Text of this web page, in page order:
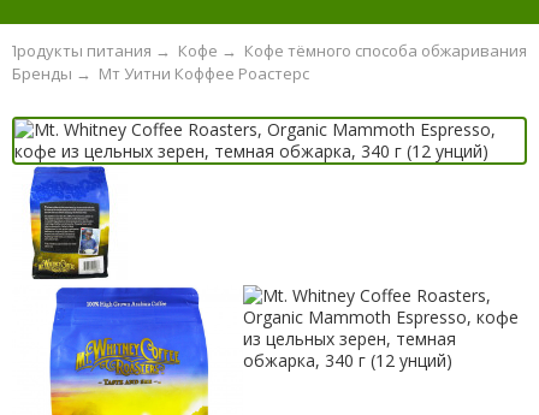
Продукты питания → Кофе → Кофе тёмного способа обжаривания
Мт Уитни Коффее Роастерс
Бренды →